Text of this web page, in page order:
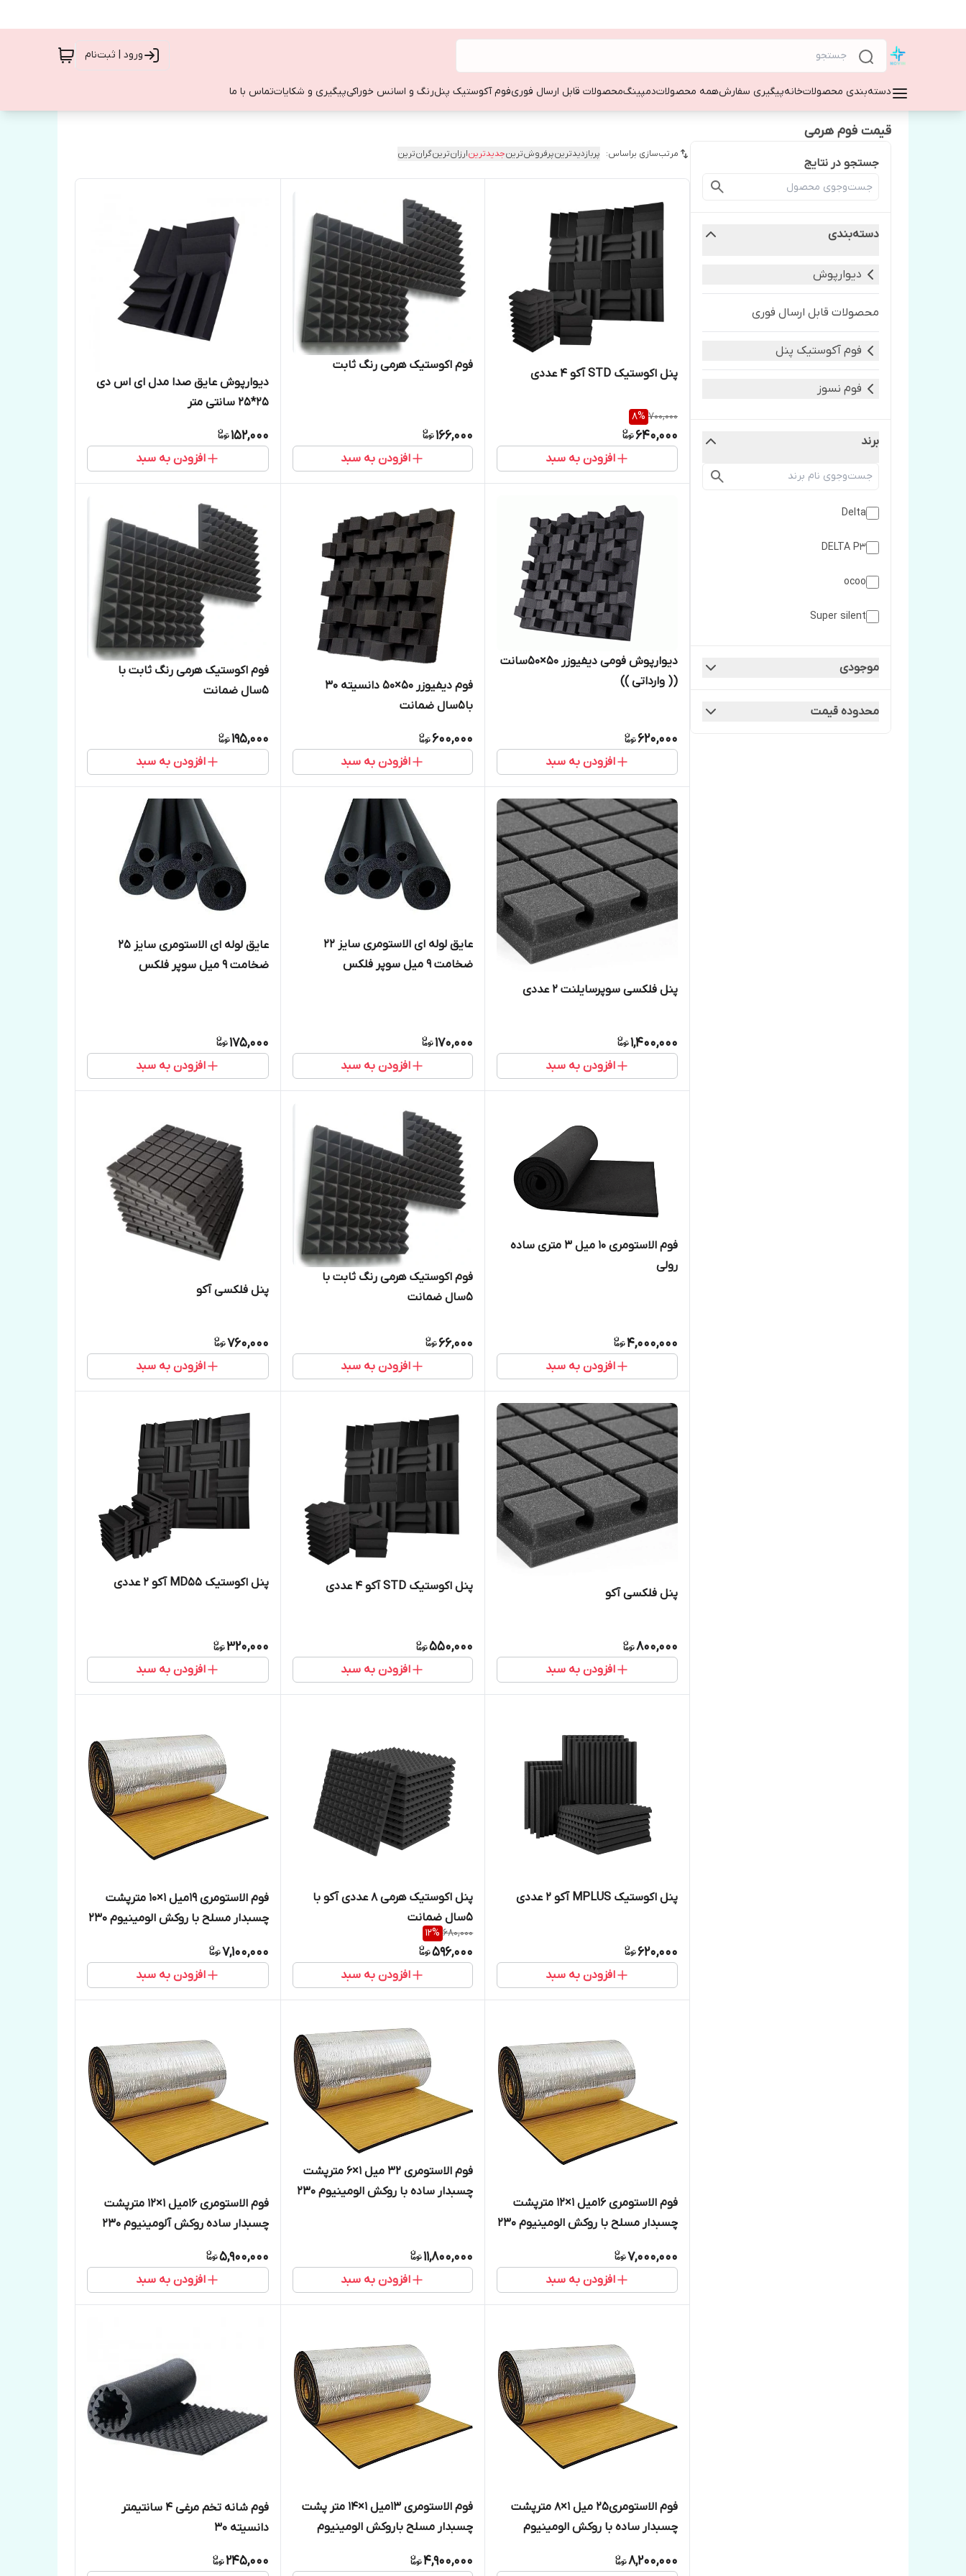
ورود | ثبت‌نام
دسته‌بندی محصولاتخانهپیگیری سفارشهمه محصولاتدمپینگمحصولات قابل ارسال فوریفوم آکوستیک پنلرنگ و اسانس خوراکیپیگیری و شکایاتتماس با ما
قیمت فوم هرمی
جستجو در نتایج
دسته‌بندی
دیوارپوش
محصولات قابل ارسال فوری
فوم آکوستیک پنل
فوم نسوز
برند
Delta
DELTA P3
ocoo
Super silent
آکو OCOO
موجودی
محدوده قیمت
مرتب‌سازی براساس: پربازدیدترینپرفروش‌ترینجدیدترینارزان‌ترینگران‌ترین
پنل اکوستیک STD آکو 4 عددی
700,000
8%
640,000
افزودن به سبد
فوم اکوستیک هرمی رنگ ثابت
166,000
افزودن به سبد
دیوارپوش عایق صدا مدل ای اس دی
25*25 سانتی متر
152,000
افزودن به سبد
دیوارپوش فومی دیفیوزر 50×50سانت
(( وارداتی ))
620,000
افزودن به سبد
فوم دیفیوزر 50×50 دانسیته 30
با۵سال ضمانت
600,000
افزودن به سبد
فوم اکوستیک هرمی رنگ ثابت با
۵سال ضمانت
195,000
افزودن به سبد
پنل فلکسی سوپرسایلنت ۲ عددی
1,400,000
افزودن به سبد
عایق لوله ای الاستومری سایز ۲۲
ضخامت ۹ میل سوپر فلکس
170,000
افزودن به سبد
عایق لوله ای الاستومری سایز ۲۵
ضخامت ۹ میل سوپر فلکس
175,000
افزودن به سبد
فوم الاستومری 10 میل ۳ متری ساده
رولی
4,000,000
افزودن به سبد
فوم اکوستیک هرمی رنگ ثابت با
۵سال ضمانت
66,000
افزودن به سبد
پنل فلکسی آکو
760,000
افزودن به سبد
پنل فلکسی آکو
800,000
افزودن به سبد
پنل اکوستیک STD آکو 4 عددی
550,000
افزودن به سبد
پنل اکوستیک MD55 آکو ۲ عددی
320,000
افزودن به سبد
پنل اکوستیک MPLUS آکو 2 عددی
620,000
افزودن به سبد
پنل اکوستیک هرمی ۸ عددی آکو با
۵سال ضمانت
680,000
12%
596,000
افزودن به سبد
فوم الاستومری 19میل 1×10 مترپشت
چسبدار مسلح با روکش الومینیوم 230
7,100,000
افزودن به سبد
فوم الاستومری 16میل 1×12 مترپشت
چسبدار مسلح با روکش الومینیوم 230
7,000,000
افزودن به سبد
فوم الاستومری 32 میل 1×6 مترپشت
چسبدار ساده با روکش الومینیوم 230
11,800,000
افزودن به سبد
فوم الاستومری 16میل 1×12 مترپشت
چسبدار ساده روکش آلومینیوم 230
5,900,000
افزودن به سبد
فوم الاستومری25 میل 1×8 مترپشت
چسبدار ساده با روکش الومینیوم
8,200,000
فوم الاستومری 13میل 1×14 متر پشت
چسبدار مسلح باروکش الومینیوم
4,900,000
فوم شانه تخم مرغی ۴ سانتیمتر
دانسیته 3۰
245,000